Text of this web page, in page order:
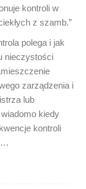
kontroli w
z szamb.”
polega i jak
nieczystości
zarządzenia i
lub
kiedy
kontroli
…